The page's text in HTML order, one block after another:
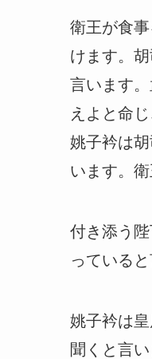
衛王が食
けます。
言います
えよと命
姚子衿は
います。
付き添う
っている
姚子衿は
聞くと言